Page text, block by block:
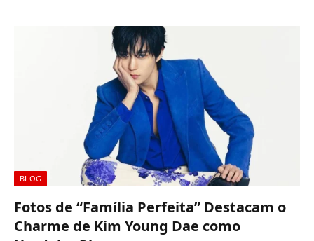
BLOG
Fotos de “Família Perfeita” Destacam o
Charme de Kim Young Dae como